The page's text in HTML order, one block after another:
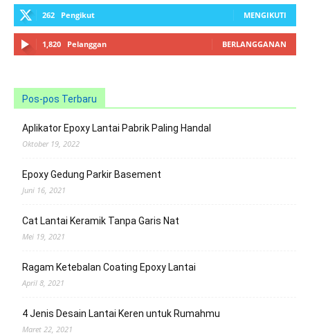
262 Pengikut MENGIKUTI
1,820 Pelanggan BERLANGGANAN
Pos-pos Terbaru
Aplikator Epoxy Lantai Pabrik Paling Handal
Oktober 19, 2022
Epoxy Gedung Parkir Basement
Juni 16, 2021
Cat Lantai Keramik Tanpa Garis Nat
Mei 19, 2021
Ragam Ketebalan Coating Epoxy Lantai
April 8, 2021
4 Jenis Desain Lantai Keren untuk Rumahmu
Maret 22, 2021